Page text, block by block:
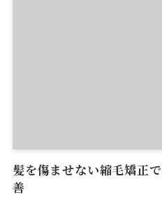
髪を傷ませない縮毛矯正
善